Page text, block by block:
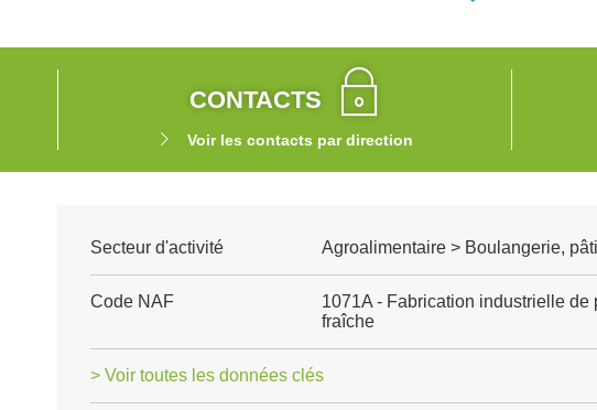
CONTACTS
Voir les contacts par direction
Secteur d'activité Agroalimentaire > Boulangerie,
Code NAF
1071A - Fabrication industrielle de
fraîche
> Voir toutes les données clés